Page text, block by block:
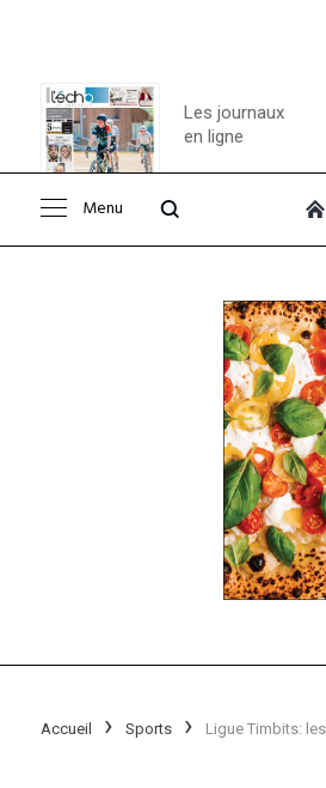
Consulter le
Les journaux
en ligne
Menu
Accueil Sports